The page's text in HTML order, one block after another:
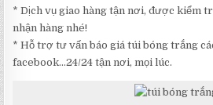
* Dịch vụ giao hàng tận nơi, được kiểm
nhận hàng nhé!
* Hỗ trợ tư vấn báo giá túi bóng trắng
facebook…24/24 tận nơi, mọi lúc.